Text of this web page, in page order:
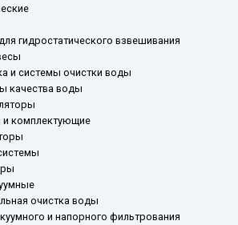
гидростатического взвешивания
и системы очистки воды
качества воды
и комплектующие
очистка воды
и напорного фильтрования